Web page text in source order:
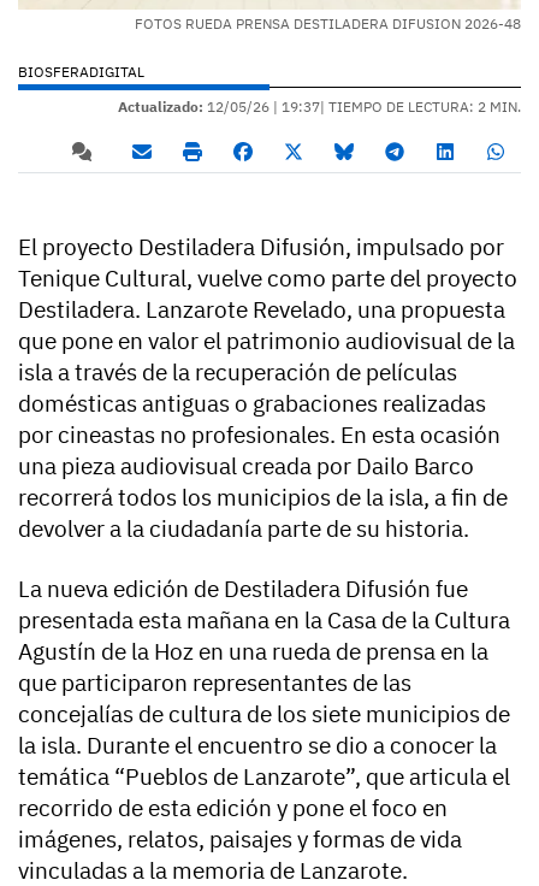
FOTOS RUEDA PRENSA DESTILADERA DIFUSION 2026-48
BIOSFERADIGITAL
Actualizado: 12/05/26 | 19:37| TIEMPO DE LECTURA: 2 MIN.
El proyecto Destiladera Difusión, impulsado por
Tenique Cultural, vuelve como parte del proyecto
Destiladera. Lanzarote Revelado, una propuesta
que pone en valor el patrimonio audiovisual de la
isla a través de la recuperación de películas
domésticas antiguas o grabaciones realizadas
por cineastas no profesionales. En esta ocasión
una pieza audiovisual creada por Dailo Barco
recorrerá todos los municipios de la isla, a fin de
devolver a la ciudadanía parte de su historia.
La nueva edición de Destiladera Difusión fue
presentada esta mañana en la Casa de la Cultura
Agustín de la Hoz en una rueda de prensa en la
que participaron representantes de las
concejalías de cultura de los siete municipios de
la isla. Durante el encuentro se dio a conocer la
temática “Pueblos de Lanzarote”, que articula el
recorrido de esta edición y pone el foco en
imágenes, relatos, paisajes y formas de vida
vinculadas a la memoria de Lanzarote.